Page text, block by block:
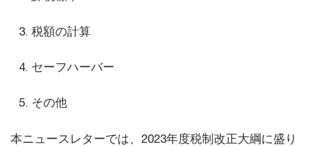
税額の計算
セーフハーバー
その他
本ニュースレターでは、2023年度税制改正大綱に盛り